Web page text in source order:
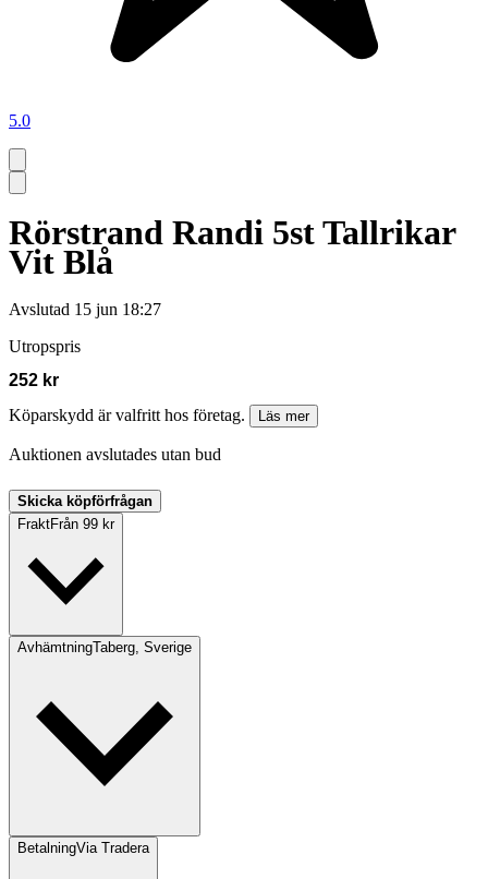
5.0
Rörstrand Randi 5st Tallrikar
Vit Blå
Avslutad 15 jun 18:27
Utropspris
252 kr
Köparskydd är valfritt hos företag.
Läs mer
Auktionen avslutades utan bud
Skicka köpförfrågan
FraktFrån 99 kr
AvhämtningTaberg, Sverige
BetalningVia Tradera